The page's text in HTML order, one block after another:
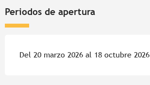
Periodos de apertura
Del 20 marzo 2026 al 18 octubre 2026